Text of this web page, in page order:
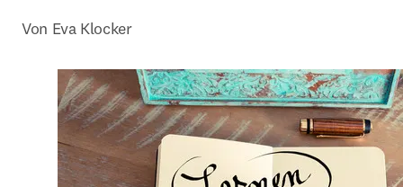
Von Eva Klocker